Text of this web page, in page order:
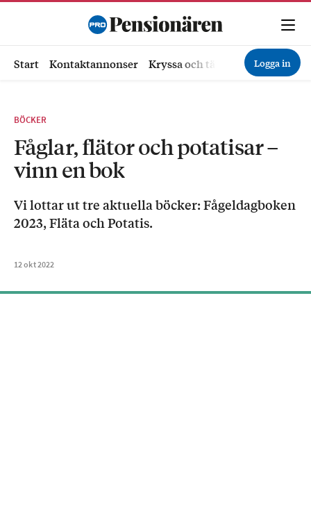
Start Kontaktannonser Kryssa och tävla Ekonomi
Logga in
BÖCKER
Fåglar, flätor och potatisar –
vinn en bok
Vi lottar ut tre aktuella böcker: Fågeldagboken
2023, Fläta och Potatis.
12okt2022